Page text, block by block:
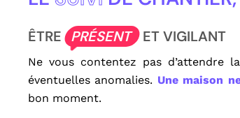
ÊTRE PRÉSENT ET VIGILANT
Ne vous contentez pas d’attendre
éventuelles anomalies. Une maison
bon moment.